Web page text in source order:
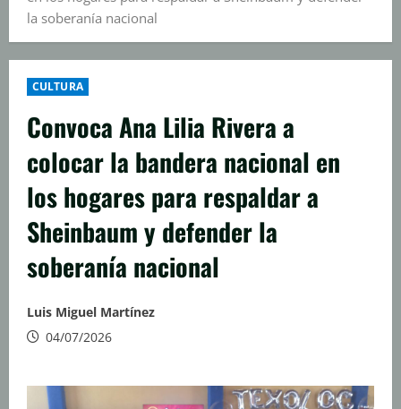
la soberanía nacional
CULTURA
Convoca Ana Lilia Rivera a
colocar la bandera nacional en
los hogares para respaldar a
Sheinbaum y defender la
soberanía nacional
Luis Miguel Martínez
04/07/2026